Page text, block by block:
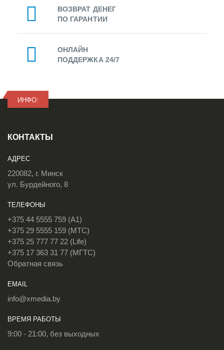
ВОЗВРАТ ДЕНЕГ
ПО ГАРАНТИИ
ОНЛАЙН
ПОДДЕРЖКА 24/7
ИНФО:
КОНТАКТЫ
АДРЕС
220082, г. Минск
ул. Бурдейного, 8
ТЕЛЕФОНЫ
+375 44 5555 759 (A1)
+375 29 5555 159 (МТС)
+375 25 777 77 22 (Life)
+375 17 363 31 77 (МГТС)
Обратная связь
EMAIL
info@xmedia.by
ВРЕМЯ РАБОТЫ
9:00 - 21:00, без выходных